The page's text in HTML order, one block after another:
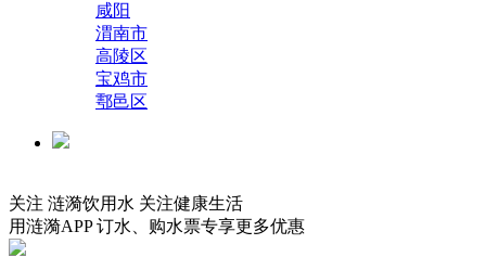
咸阳
渭南市
高陵区
宝鸡市
鄠邑区
关注 涟漪饮用水 关注健康生活
用涟漪APP 订水、购水票专享更多优惠